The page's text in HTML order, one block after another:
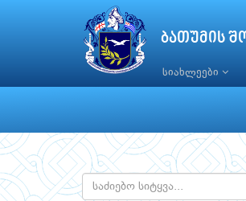
ბათუმის
სიახლეები